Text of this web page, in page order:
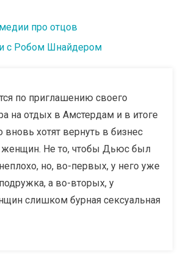
про отцов
с Робом Шнайдером
по приглашению своего
на отдых в Амстердам и в итоге
вновь хотят вернуть в бизнес
женщин. Не то, чтобы Дьюс был
но, во-первых, у него уже
а во-вторых, у
слишком бурная сексуальная